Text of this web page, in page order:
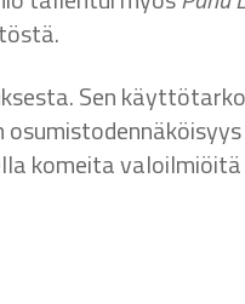
Sen
komeita